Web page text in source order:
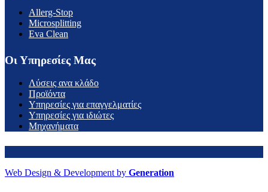
Allerg-Stop
Microsplitting
Eva Clean
Οι Υπηρεσίες Μας
Λύσεις ανα κλάδο
Προϊόντα
Υπηρεσίες για επαγγελματίες
Υπηρεσίες για ιδιώτες
Μηχανήματα
Web Design & Development by Generation